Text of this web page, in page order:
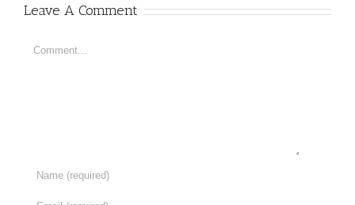
Leave A Comment
Comment